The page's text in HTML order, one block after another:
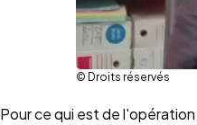
© Droits réservés
Pour ce qui est de